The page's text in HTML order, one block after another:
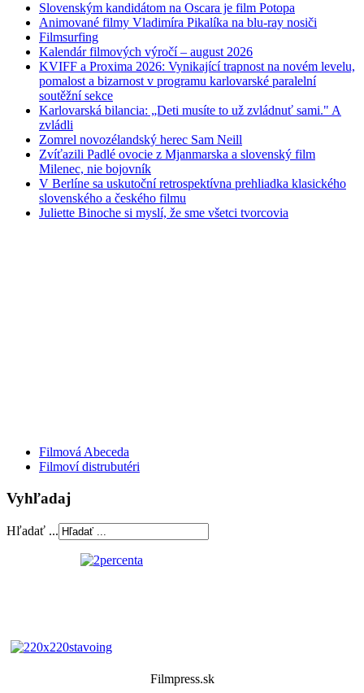
Slovenským kandidátom na Oscara je film Potopa
Animované filmy Vladimíra Pikalíka na blu-ray nosiči
Filmsurfing
Kalendár filmových výročí – august 2026
KVIFF a Proxima 2026: Vynikající trapnost na novém levelu,
pomalost a bizarnost v programu karlovarské paralelní
soutěžní sekce
Karlovarská bilancia: „Deti musíte to už zvládnuť sami." A
zvládli
Zomrel novozélandský herec Sam Neill
Zvíťazili Padlé ovocie z Mjanmarska a slovenský film
Milenec, nie bojovník
V Berlíne sa uskutoční retrospektívna prehliadka klasického
slovenského a českého filmu
Juliette Binoche si myslí, že sme všetci tvorcovia
Filmová Abeceda
Filmoví distrubutéri
Vyhľadaj
Hľadať ...
Filmpress.sk